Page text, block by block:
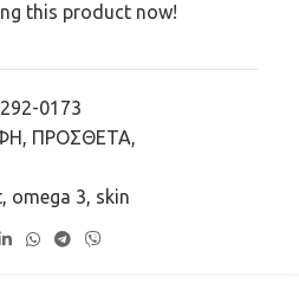
this product now!
292-0173
, ΠΡΟΣΘΕΤΑ,
, omega 3, skin